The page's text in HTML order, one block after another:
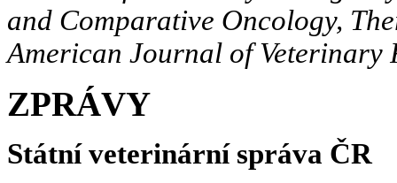
and Comparative Oncology,
American Journal of Veterinary
ZPRÁVY
Státní veterinární správa ČR